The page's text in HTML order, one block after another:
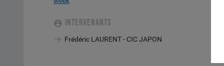
INTERVENANTS
Frédéric LAURENT - CIC JAPON